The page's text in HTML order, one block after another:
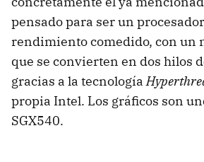
pensado para ser un
rendimiento comedido, con un
que se convierten en dos hilos
gracias a la tecnología
propia Intel. Los gráficos son
SGX540.